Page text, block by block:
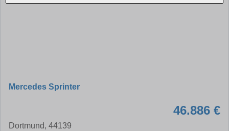
Mercedes Sprinter
46.886 €
Dortmund, 44139